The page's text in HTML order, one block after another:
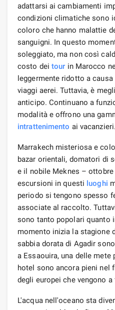
adattarsi ai cambiamenti
condizioni climatiche sono
coloro che hanno malattie
sanguigni. In questo
soleggiato, ma non così
costo dei tour in Marocco
leggermente ridotto a causa
viaggi aerei. Tuttavia, è
anticipo. Continuano a
modalità e offrono una
intrattenimento ai vacanzieri.
Marrakech misteriosa e
bazar orientali, domatori di
e il nobile Meknes –
escursioni in questi luoghi
periodo si tengono spesso
associate al raccolto.
sono tanto popolari quanto
momento inizia la stagione
sabbia dorata di Agadir
a Essaouira, una delle
hotel sono ancora pieni nel
degli europei che vengono a
L'acqua nell'oceano sta